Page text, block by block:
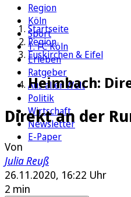
Region
Köln
Sport
1. FC Köln
Erleben
Ratgeber
Aus aller Welt
Politik
Wirtschaft
Newsletter
E-Paper
Startseite
Region
Euskirchen & Eifel
Heimbach:
Direkt an der
Von
Julia Reuß
26.11.2020, 16:22 Uhr
2 min